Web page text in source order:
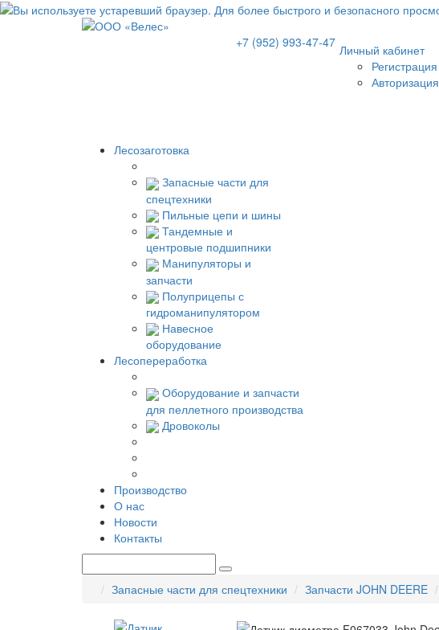
Личный кабинет
Регистрация
Авторизация
+7 (952) 993-47-47
Лесозаготовка
Запасные части для
спецтехники
Пильные цепи и шины
Тандемные и
центровые подшипники
Манипуляторы и
запчасти
Полуприцепы с
гидроманипулятором
Навесное
оборудование
Лесопереработка
Оборудование и запчасти
для пеллетного производства
Дровоколы
Производство
О нас
Новости
Контакты
Запасные части для спецтехники Запчасти JOHN DEERE